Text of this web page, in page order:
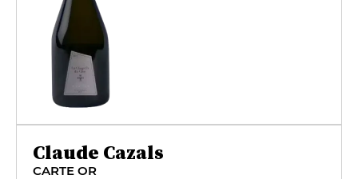
Claude Cazals
CARTE OR